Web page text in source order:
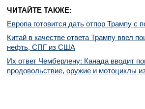
ЧИТАЙТЕ ТАКЖЕ:
Европа готовится дать отпор Трампу с
Китай в качестве ответа Трампу ввел
нефть, СПГ из США
Их ответ Чемберлену: Канада вводит
продовольствие, оружие и мотоциклы